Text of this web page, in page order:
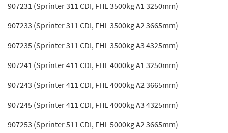
907231 (Sprinter 311 CDI, FHL 3500kg A1 3250mm)
907233 (Sprinter 311 CDI, FHL 3500kg A2 3665mm)
907235 (Sprinter 311 CDI, FHL 3500kg A3 4325mm)
907241 (Sprinter 411 CDI, FHL 4000kg A1 3250mm)
907243 (Sprinter 411 CDI, FHL 4000kg A2 3665mm)
907245 (Sprinter 411 CDI, FHL 4000kg A3 4325mm)
907253 (Sprinter 511 CDI, FHL 5000kg A2 3665mm)